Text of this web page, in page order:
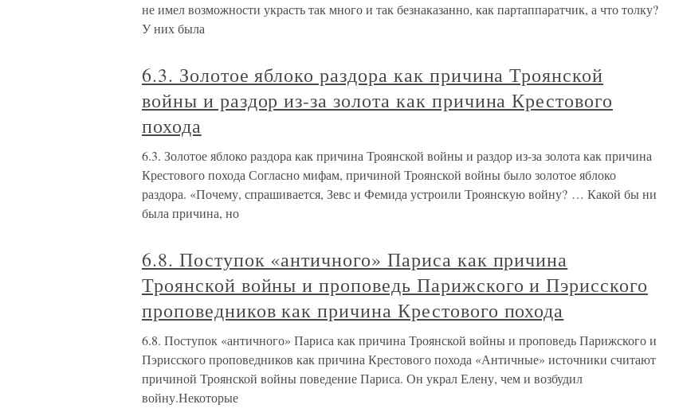
не имел возможности украсть так много и так безнаказанно, как партаппаратчик, а что толку?
У них была
6.3. Золотое яблоко раздора как причина Троянской
войны и раздор из-за золота как причина Крестового
похода
6.3. Золотое яблоко раздора как причина Троянской войны и раздор из-за золота как причина
Крестового похода Согласно мифам, причиной Троянской войны было золотое яблоко
раздора. «Почему, спрашивается, Зевс и Фемида устроили Троянскую войну? … Какой бы ни
была причина, но
6.8. Поступок «античного» Париса как причина
Троянской войны и проповедь Парижского и Пэрисского
проповедников как причина Крестового похода
6.8. Поступок «античного» Париса как причина Троянской войны и проповедь Парижского и
Пэрисского проповедников как причина Крестового похода «Античные» источники считают
причиной Троянской войны поведение Париса. Он украл Елену, чем и возбудил
войну.Некоторые